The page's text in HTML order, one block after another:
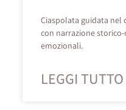
Ciaspolata guidata nel
con narrazione
emozionali.
LEGGI